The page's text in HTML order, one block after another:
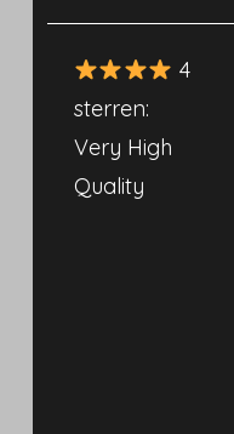
4
sterren:
Very High
Quality